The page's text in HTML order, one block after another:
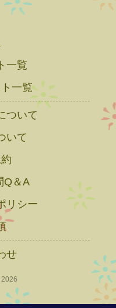
一覧
一覧
ついて
いて
Q＆A
リシー
せ